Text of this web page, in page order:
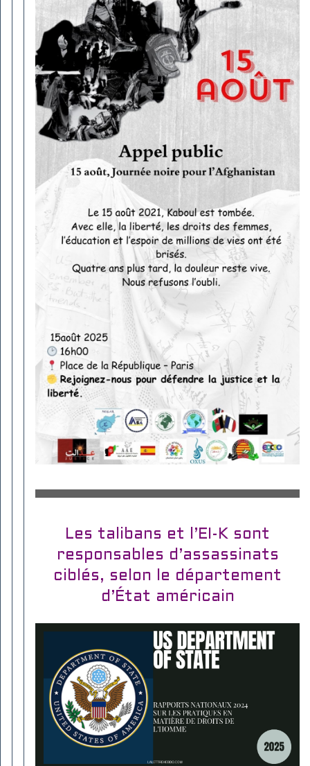
Les talibans et l’EI-K sont
responsables d’assassinats
ciblés, selon le département
d’État américain